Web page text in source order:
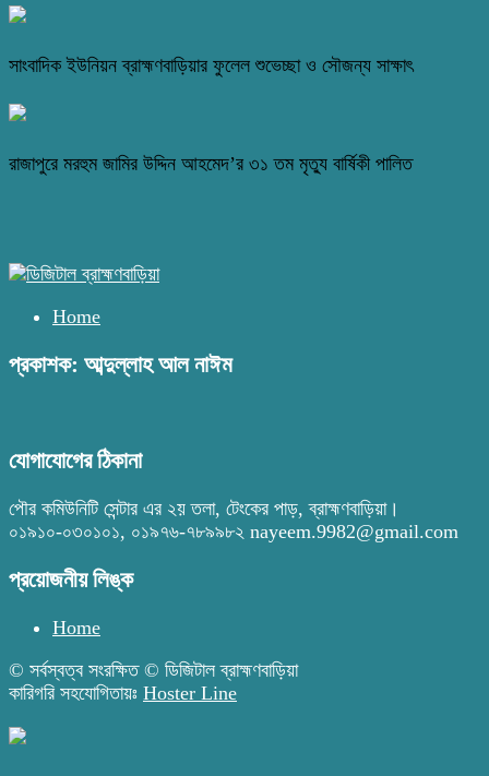
সাংবাদিক ইউনিয়ন ব্রাহ্মণবাড়িয়ার ফুলেল শুভেচ্ছা ও সৌজন্য সাক্ষাৎ
রাজাপুরে মরহুম জামির উদ্দিন আহমেদ’র ৩১ তম মৃত্যু বার্ষিকী পালিত
Home
প্রকাশক: আব্দুল্লাহ আল নাঈম
যোগাযোগের ঠিকানা
পৌর কমিউনিটি সেন্টার এর ২য় তলা, টেংকের পাড়, ব্রাহ্মণবাড়িয়া।
০১৯১০-০৩০১০১, ০১৯৭৬-৭৮৯৯৮২ nayeem.9982@gmail.com
প্রয়োজনীয় লিঙ্ক
Home
© সর্বস্বত্ব সংরক্ষিত © ডিজিটাল ব্রাহ্মণবাড়িয়া
কারিগরি সহযোগিতায়ঃ Hoster Line